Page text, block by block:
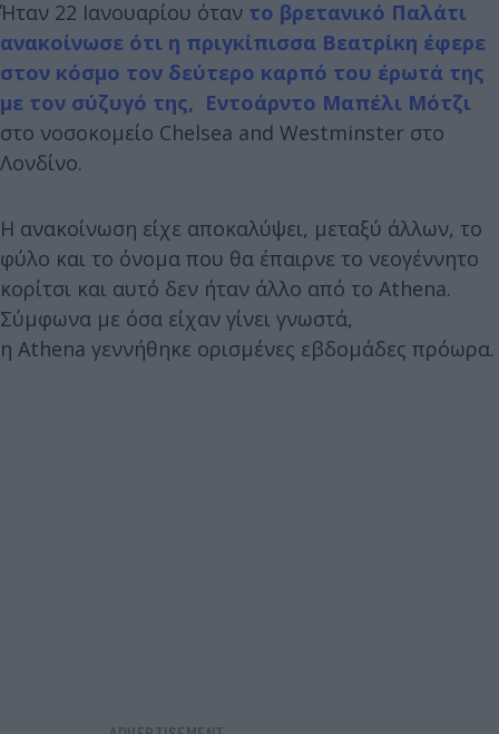
Ήταν 22 Ιανουαρίου όταν το βρετανικό Παλάτι
ανακοίνωσε ότι η πριγκίπισσα Βεατρίκη έφερε
στον κόσμο τον δεύτερο καρπό του έρωτά της
με τον σύζυγό της, Εντοάρντο Μαπέλι Μότζι
στο νοσοκομείο Chelsea and Westminster στο
Λονδίνο.
Η ανακοίνωση είχε αποκαλύψει, μεταξύ άλλων, το
φύλο και το όνομα που θα έπαιρνε το νεογέννητο
κορίτσι και αυτό δεν ήταν άλλο από το Athena.
Σύμφωνα με όσα είχαν γίνει γνωστά,
η Athena γεννήθηκε ορισμένες εβδομάδες πρόωρα.